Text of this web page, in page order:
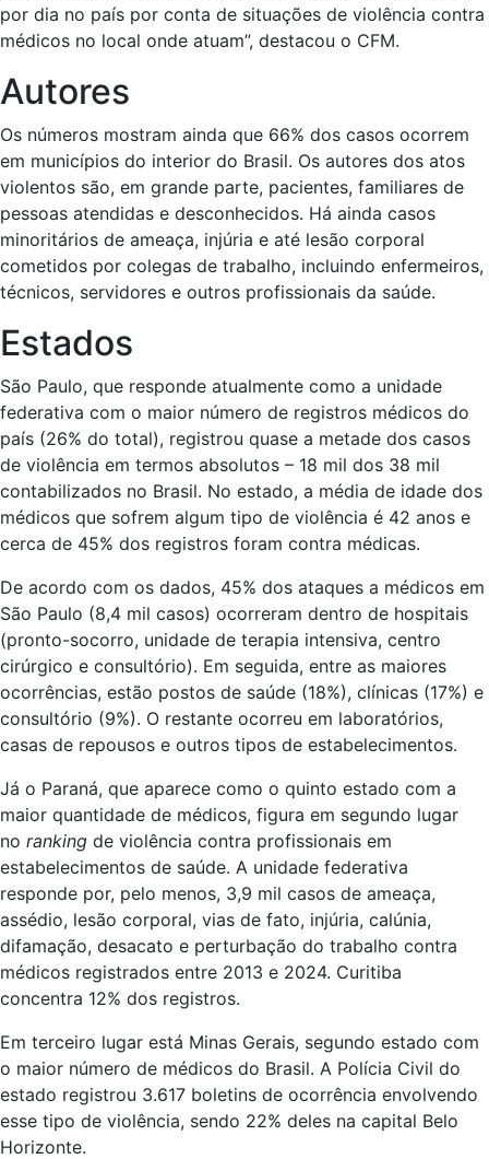
por dia no país por conta de situações de violência contra
médicos no local onde atuam”, destacou o CFM.
Autores
Os números mostram ainda que 66% dos casos ocorrem
em municípios do interior do Brasil. Os autores dos atos
violentos são, em grande parte, pacientes, familiares de
pessoas atendidas e desconhecidos. Há ainda casos
minoritários de ameaça, injúria e até lesão corporal
cometidos por colegas de trabalho, incluindo enfermeiros,
técnicos, servidores e outros profissionais da saúde.
Estados
São Paulo, que responde atualmente como a unidade
federativa com o maior número de registros médicos do
país (26% do total), registrou quase a metade dos casos
de violência em termos absolutos – 18 mil dos 38 mil
contabilizados no Brasil. No estado, a média de idade dos
médicos que sofrem algum tipo de violência é 42 anos e
cerca de 45% dos registros foram contra médicas.
De acordo com os dados, 45% dos ataques a médicos em
São Paulo (8,4 mil casos) ocorreram dentro de hospitais
(pronto-socorro, unidade de terapia intensiva, centro
cirúrgico e consultório). Em seguida, entre as maiores
ocorrências, estão postos de saúde (18%), clínicas (17%) e
consultório (9%). O restante ocorreu em laboratórios,
casas de repousos e outros tipos de estabelecimentos.
Já o Paraná, que aparece como o quinto estado com a
maior quantidade de médicos, figura em segundo lugar
no ranking de violência contra profissionais em
estabelecimentos de saúde. A unidade federativa
responde por, pelo menos, 3,9 mil casos de ameaça,
assédio, lesão corporal, vias de fato, injúria, calúnia,
difamação, desacato e perturbação do trabalho contra
médicos registrados entre 2013 e 2024. Curitiba
concentra 12% dos registros.
Em terceiro lugar está Minas Gerais, segundo estado com
o maior número de médicos do Brasil. A Polícia Civil do
estado registrou 3.617 boletins de ocorrência envolvendo
esse tipo de violência, sendo 22% deles na capital Belo
Horizonte.